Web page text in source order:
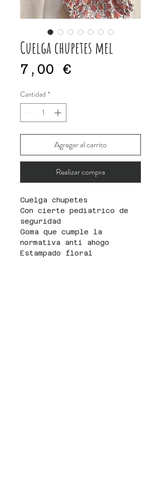
Cuelga chupetes mel
7,00 €
Cantidad *
Agregar al carrito
Realizar compra
Cuelga chupetes
Con cierte pediatrico de
seguridad
Goma que cumple la
normativa anti ahogo
Estampado floral